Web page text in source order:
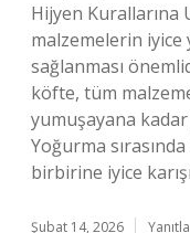
Hijyen Kurallarına
malzemelerin iyice
sağlanması
köfte, tüm
yumuşayana kadar
Yoğurma
birbirine iyice
Şubat 14, 2026 Yanıtla